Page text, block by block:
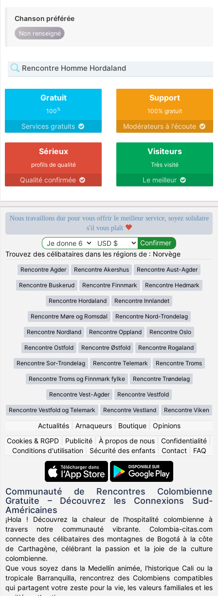
Chanson préférée
Non renseigné
Rencontre Homme Hordaland
Gratuit
100%
Services gratuits
Support
100% gratuit
Modérateurs à l'écoute
Sérieux
profils de qualité
Qualité confirmée
Visiteurs
Très visité
Le meilleur
Nous travaillons dur pour vous offrir le meilleur service, soyez solidaire
s'il vous plaît
Trouvez des célibataires dans les régions de : Norvège
Rencontre Agder Rencontre Akershus Rencontre Aust-Agder
Rencontre Buskerud Rencontre Finnmark Rencontre Hedmark
Rencontre Hordaland Rencontre Innlandet
Rencontre Møre og Romsdal Rencontre Nord-Trondelag
Rencontre Nordland Rencontre Oppland Rencontre Oslo
Rencontre Ostfold Rencontre Østfold Rencontre Rogaland
Rencontre Sor-Trondelag Rencontre Telemark Rencontre Troms
Rencontre Troms og Finnmark fylke Rencontre Trøndelag
Rencontre Vest-Agder Rencontre Vestfold
Rencontre Vestfold og Telemark Rencontre Vestland Rencontre Viken
Actualités| Arnaqueurs| Boutique| Opinions
Cookies & RGPD
Publicité À propos de nous Confidentialité
Conditions d'utilisation| Sécurité des enfants| Contact| FAQ
Communauté de Rencontres Colombienne
Gratuite – Découvrez les Connexions Sud-
Américaines
¡Hola ! Découvrez la chaleur de l'hospitalité colombienne à
travers notre communauté vibrante. Colombia-citas.com
connecte des célibataires des montagnes de Bogotá à la côte
de Carthagène, célébrant la passion et la joie de la culture
colombienne.
Que vous soyez dans la Medellín animée, l'historique Cali ou la
tropicale Barranquilla, rencontrez des Colombiens compatibles
qui partagent votre zeste pour la vie, les valeurs familiales et les